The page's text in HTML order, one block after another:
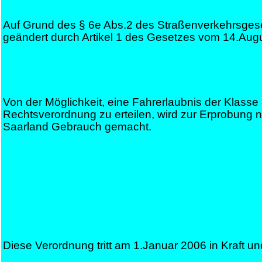
Auf Grund des § 6e Abs.2 des
geändert durch Artikel 1 des Gesetzes vom
Von der Möglichkeit, eine Fahrerlaubnis der
Rechtsverordnung zu erteilen, wird zur Erprobung
Saarland Gebrauch gemacht.
Diese Verordnung tritt am 1.Januar 2006 in Kraft